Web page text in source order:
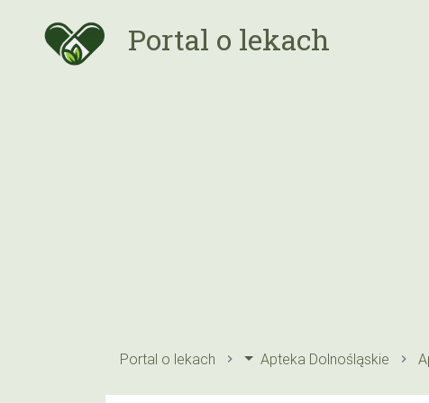
Portal o lekach
Portal o lekach Apteka Dolnośląskie